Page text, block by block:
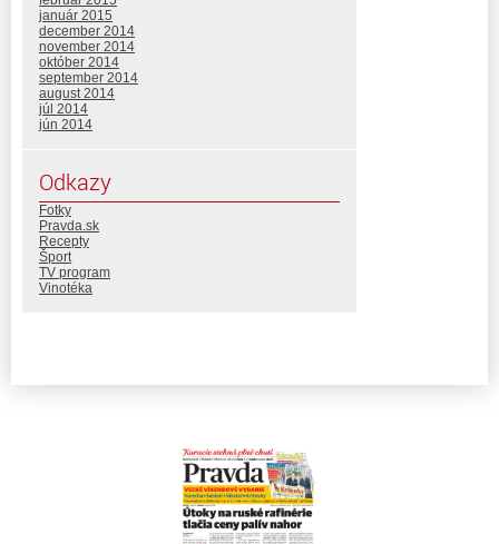
január 2015
december 2014
november 2014
október 2014
september 2014
august 2014
júl 2014
jún 2014
Odkazy
Fotky
Pravda.sk
Recepty
Šport
TV program
Vinotéka